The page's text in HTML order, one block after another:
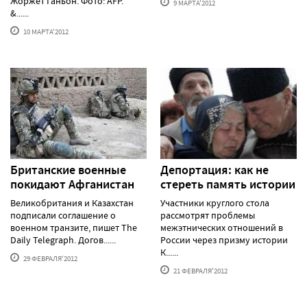
&......
10 МАРТА'2012
9 МАРТА'2012
Британские военные
покидают Афганистан
Великобритания и Казахстан
подписали соглашение о
военном транзите, пишет The
Daily Telegraph. Догов......
29 ФЕВРАЛЯ'2012
Депортация: как не
стереть память истории
Участники круглого стола
рассмотрят проблемы
межэтнических отношений в
России через призму истории
К......
21 ФЕВРАЛЯ'2012